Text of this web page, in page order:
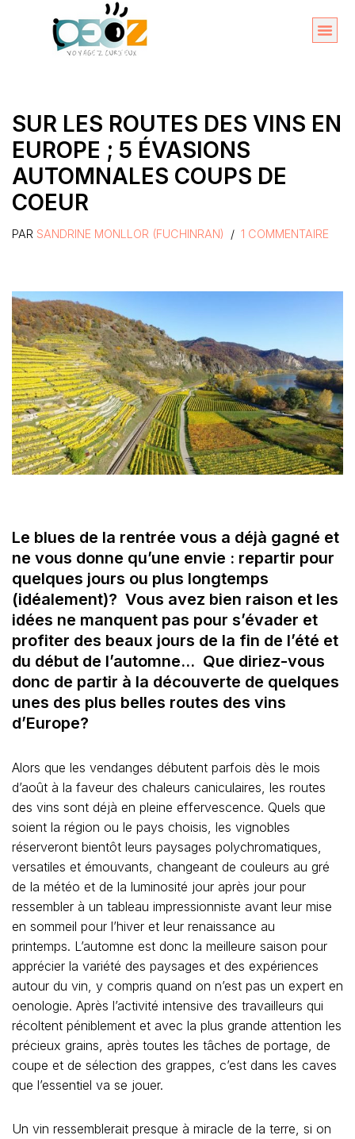
SUR LES ROUTES DES VINS EN
EUROPE ; 5 ÉVASIONS
AUTOMNALES COUPS DE
COEUR
PAR SANDRINE MONLLOR (FUCHINRAN) 1 COMMENTAIRE
Le blues de la rentrée vous a déjà gagné et
ne vous donne qu’une envie : repartir pour
quelques jours ou plus longtemps
(idéalement)? Vous avez bien raison et les
idées ne manquent pas pour s’évader et
profiter des beaux jours de la fin de l’été et
du début de l’automne… Que diriez-vous
donc de partir à la découverte de quelques
unes des plus belles routes des vins
d’Europe?
Alors que les vendanges débutent parfois dès le mois
d’août à la faveur des chaleurs caniculaires, les routes
des vins sont déjà en pleine effervescence. Quels que
soient la région ou le pays choisis, les vignobles
réserveront bientôt leurs paysages polychromatiques,
versatiles et émouvants, changeant de couleurs au gré
de la météo et de la luminosité jour après jour pour
ressembler à un tableau impressionniste avant leur mise
en sommeil pour l’hiver et leur renaissance au
printemps. L’automne est donc la meilleure saison pour
apprécier la variété des paysages et des expériences
autour du vin, y compris quand on n’est pas un expert en
oenologie. Après l’activité intensive des travailleurs qui
récoltent péniblement et avec la plus grande attention les
précieux grains, après toutes les tâches de portage, de
coupe et de sélection des grappes, c’est dans les caves
que l’essentiel va se jouer.
Un vin ressemblerait presque à miracle de la terre, si on